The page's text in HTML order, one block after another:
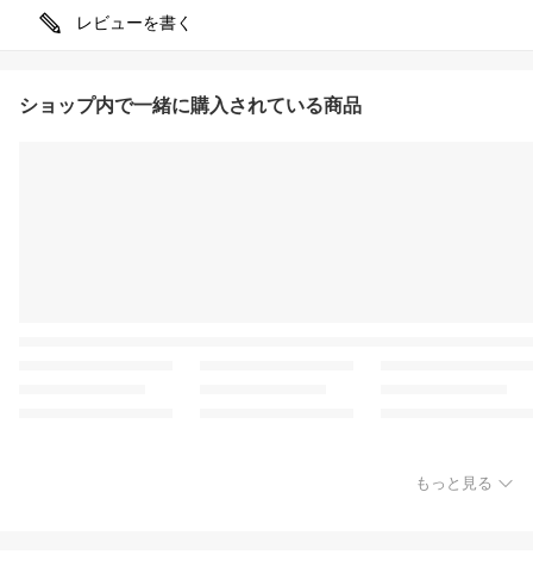
レビューを書く
ショップ内で一緒に購入されている商品
もっと見る